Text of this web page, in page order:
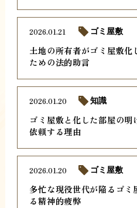
土地の所有者がゴミ屋敷化
ための法的助言
2026.01.21 ゴミ屋敷
ゴミ屋敷と化した部屋の明
依頼する理由
2026.01.20 知識
多忙な現役世代が陥るゴミ
る精神的疲弊
2026.01.20 ゴミ屋敷